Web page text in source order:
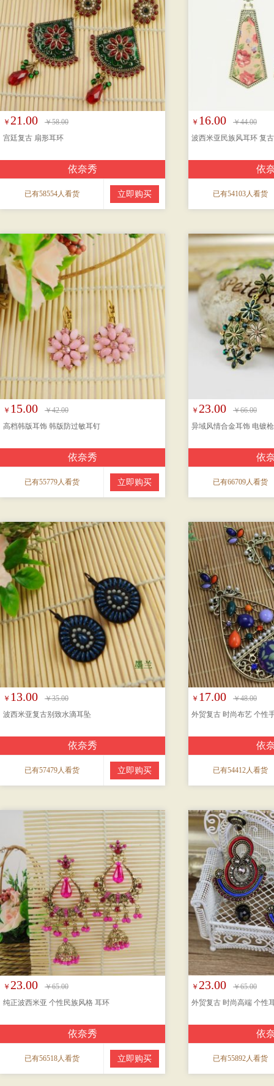
￥ 21.00
￥58.00
宫廷复古 扇形耳环
依奈秀
已有58554人看货 立即购买
￥ 16.00
￥44.00
波西米亚民族风耳环 复
依
已有54103人看货
￥ 15.00
￥42.00
高档韩版耳饰 韩版防过敏耳钉
依奈秀
已有55779人看货 立即购买
￥ 23.00
￥66.00
异域风情合金耳饰 电镀
依
已有66709人看货
￥ 13.00
￥35.00
波西米亚复古别致水滴耳坠
依奈秀
已有57479人看货 立即购买
￥ 17.00
￥48.00
外贸复古 时尚布艺 个性
依
已有54412人看货
￥ 23.00
￥65.00
纯正波西米亚 个性民族风格 耳环
依奈秀
已有56518人看货 立即购买
￥ 23.00
￥65.00
外贸复古 时尚高端 个性
依
已有55892人看货